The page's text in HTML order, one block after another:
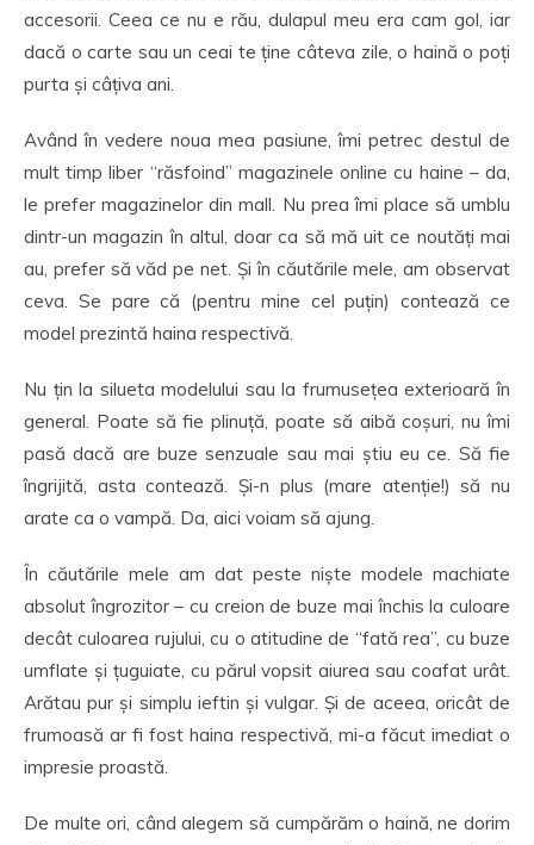
accesorii. Ceea ce nu e rău, dulapul meu era cam gol, iar
dacă o carte sau un ceai te ține câteva zile, o haină o poți
purta și câțiva ani.
Având în vedere noua mea pasiune, îmi petrec destul de
mult timp liber “răsfoind” magazinele online cu haine – da,
le prefer magazinelor din mall. Nu prea îmi place să umblu
dintr-un magazin în altul, doar ca să mă uit ce noutăți mai
au, prefer să văd pe net. Și în căutările mele, am observat
ceva. Se pare că (pentru mine cel puțin) contează ce
model prezintă haina respectivă.
Nu țin la silueta modelului sau la frumusețea exterioară în
general. Poate să fie plinuță, poate să aibă coșuri, nu îmi
pasă dacă are buze senzuale sau mai știu eu ce. Să fie
îngrijită, asta contează. Și-n plus (mare atenție!) să nu
arate ca o vampă. Da, aici voiam să ajung.
În căutările mele am dat peste niște modele machiate
absolut îngrozitor – cu creion de buze mai închis la culoare
decât culoarea rujului, cu o atitudine de “fată rea”, cu buze
umflate și țuguiate, cu părul vopsit aiurea sau coafat urât.
Arătau pur și simplu ieftin și vulgar. Și de aceea, oricât de
frumoasă ar fi fost haina respectivă, mi-a făcut imediat o
impresie proastă.
De multe ori, când alegem să cumpărăm o haină, ne dorim